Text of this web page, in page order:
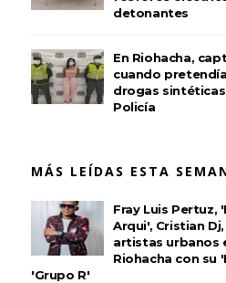
detonantes
En Riohacha,
cuando
drogas
Policía
MÁS LEÍDAS ESTA
Fray Luis Pertuz,
Arqui', Cristian
artistas urbanos
Riohacha con su
'Grupo R'